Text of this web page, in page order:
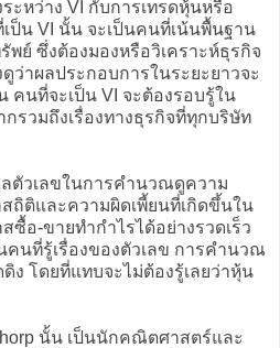
ะหว่าง VI กับการเทรดหุ้นหรือ
ป็น VI นั้น จะเป็นคนที่เน้นพื้นฐาน
ย์ ซึ่งต้องมองหรือวิเคราะห์ธุรกิจ
ว่าผลประกอบการในระยะยาวจะ
คนที่จะเป็น VI จะต้องรอบรู้ใน
รวมถึงเรื่องทางธุรกิจที่ทุกบริษัท
ตัวเลขในการคำนวณดูความ
ถิติและความผิดเพี้ยนที่เกิดขึ้นใน
ซื้อ-ขายทำกำไรได้อย่างรวดเร็ว
คนที่รู้เรื่องของตัวเลข การคำนวณ
ง โดยที่แทบจะไม่ต้องรู้เลยว่าหุ้น
นั้น เป็นนักคณิตศาสตร์และ